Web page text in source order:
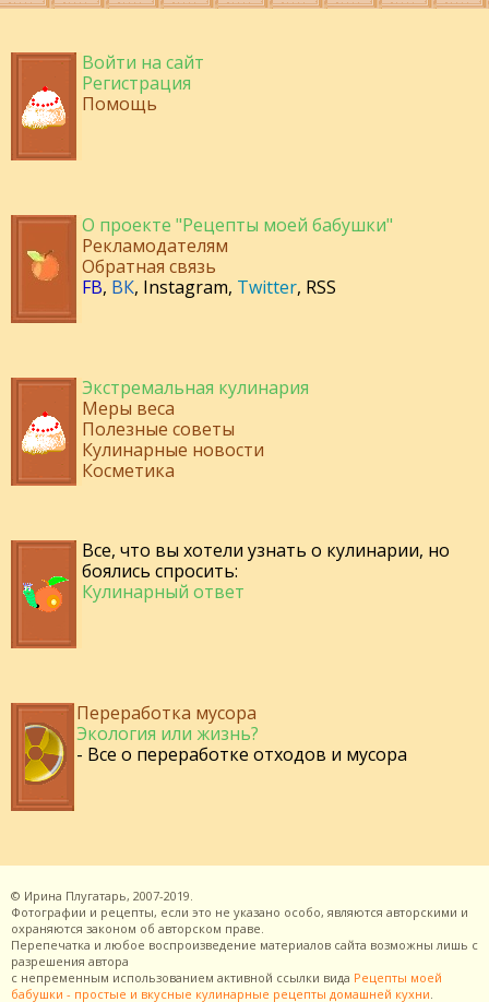
Войти на сайт
Регистрация
Помощь
О проекте "Рецепты моей бабушки"
Рекламодателям
Обратная связь
FB, ВК, Instagram, Twitter, RSS
Экстремальная кулинария
Меры веса
Полезные советы
Кулинарные новости
Косметика
Все, что вы хотели узнать о кулинарии, но
боялись спросить:
Кулинарный ответ
Переработка мусора
Экология или жизнь?
- Все о переработке отходов и мусора
© Ирина Плугатарь, 2007-2019.
Фотографии и рецепты, если это не указано особо, являются авторскими и
охраняются законом об авторском праве.
Перепечатка и любое воспроизведение материалов сайта возможны лишь с
разрешения автора
с непременным использованием активной ссылки вида Рецепты моей
бабушки - простые и вкусные кулинарные рецепты домашней кухни.